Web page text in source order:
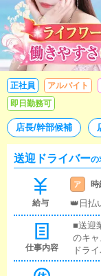
正社員 アルバイト
即日勤務可
店長/幹部候補
送迎ドライバーの
給与
ア 時
👑日払
仕事内容
■送迎
のキ
ドラ
ただ